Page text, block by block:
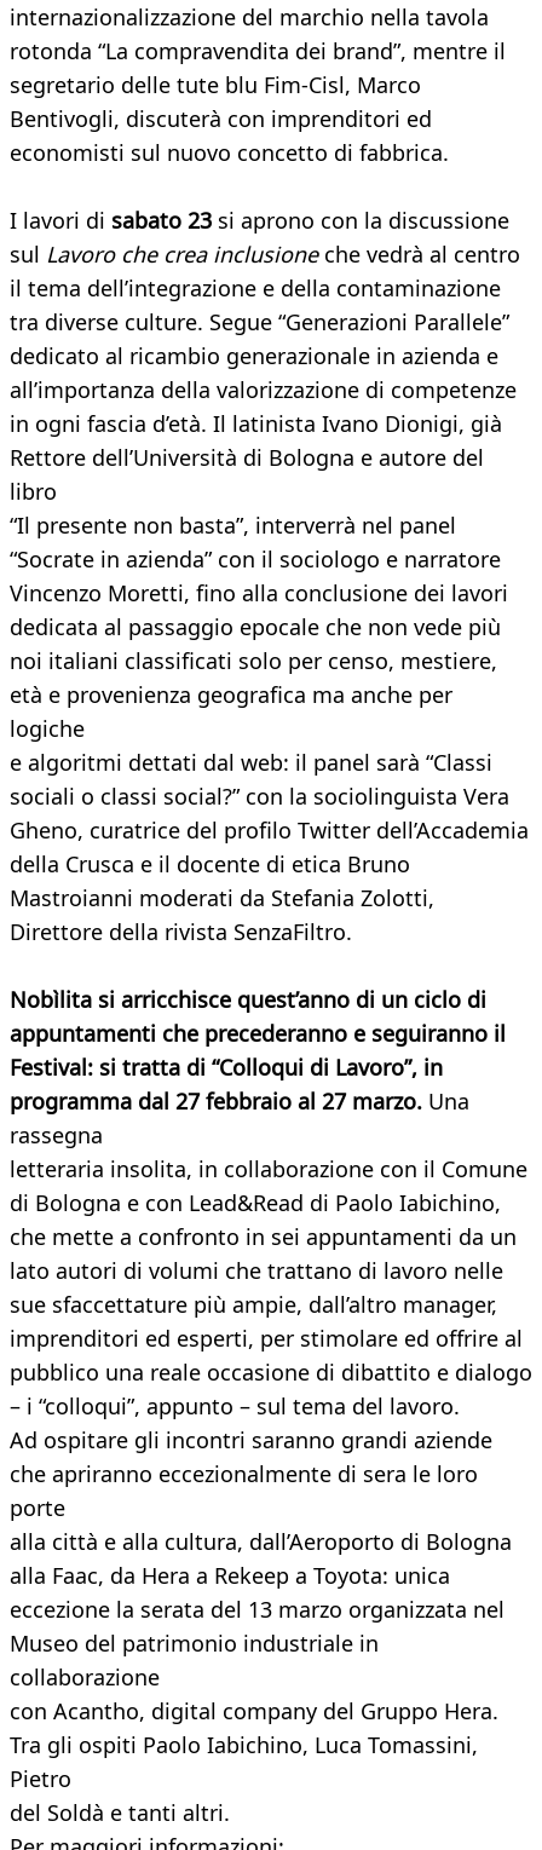
internazionalizzazione del marchio nella tavola
rotonda “La compravendita dei brand”, mentre il
segretario delle tute blu Fim-Cisl, Marco
Bentivogli, discuterà con imprenditori ed
economisti sul nuovo concetto di fabbrica.
I lavori di sabato 23 si aprono con la discussione
sul Lavoro che crea inclusioneche vedrà al centro
il tema dell’integrazione e della contaminazione
tra diverse culture. Segue “Generazioni Parallele”
dedicato al ricambio generazionale in azienda e
all’importanza della valorizzazione di competenze
in ogni fascia d’età. Il latinista Ivano Dionigi, già
Rettore dell’Università di Bologna e autore del
libro
“Il presente non basta”, interverrà nel panel
“Socrate in azienda” con il sociologo e narratore
Vincenzo Moretti, fino alla conclusione dei lavori
dedicata al passaggio epocale che non vede più
noi italiani classificati solo per censo, mestiere,
età e provenienza geografica ma anche per
logiche
e algoritmi dettati dal web: il panel sarà “Classi
sociali o classi social?” con la sociolinguista Vera
Gheno, curatrice del profilo Twitter dell’Accademia
della Crusca e il docente di etica Bruno
Mastroianni moderati da Stefania Zolotti,
Direttore della rivista SenzaFiltro.
Nobìlita si arricchisce quest’anno di un ciclo di
appuntamenti che precederanno e seguiranno il
Festival: si tratta di “Colloqui di Lavoro”, in
programma dal 27 febbraio al 27 marzo. Una
rassegna
letteraria insolita, in collaborazione con il Comune
di Bologna e con Lead&Read di Paolo Iabichino,
che mette a confronto in sei appuntamenti da un
lato autori di volumi che trattano di lavoro nelle
sue sfaccettature più ampie, dall’altro manager,
imprenditori ed esperti, per stimolare ed offrire al
pubblico una reale occasione di dibattito e dialogo
– i “colloqui”, appunto – sul tema del lavoro.
Ad ospitare gli incontri saranno grandi aziende
che apriranno eccezionalmente di sera le loro
porte
alla città e alla cultura, dall’Aeroporto di Bologna
alla Faac, da Hera a Rekeep a Toyota: unica
eccezione la serata del 13 marzo organizzata nel
Museo del patrimonio industriale in
collaborazione
con Acantho, digital company del Gruppo Hera.
Tra gli ospiti Paolo Iabichino, Luca Tomassini,
Pietro
del Soldà e tanti altri.